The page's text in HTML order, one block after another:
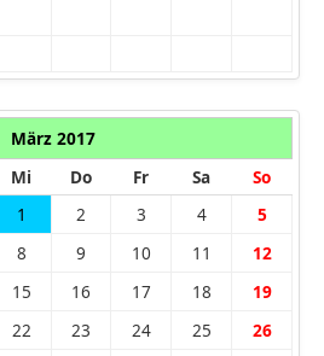
März 2017
Mi Do Fr Sa So
1 2 3 4 5
8 9 10 11 12
15 16 17 18 19
22 23 24 25 26